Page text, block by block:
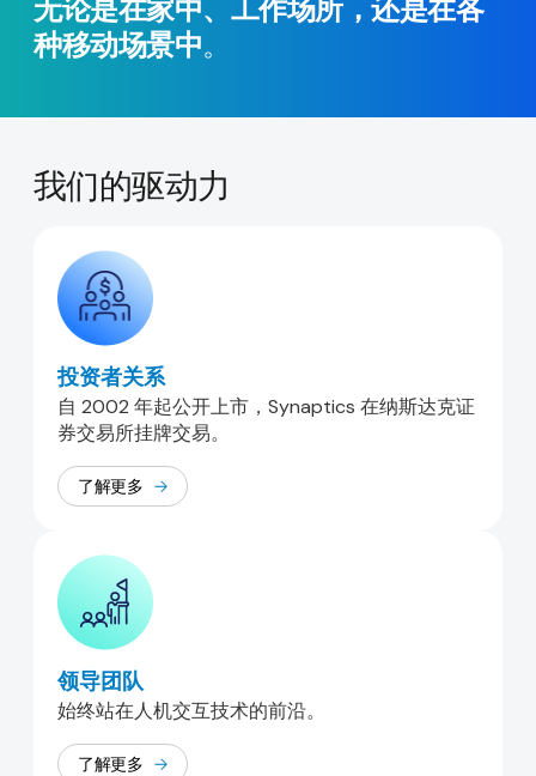
无论是在家中、工作场所，还是在各
种移动场景中。
我们的驱动力
投资者关系
自 2002 年起公开上市，Synaptics 在纳斯达克证
券交易所挂牌交易。
了解更多
领导团队
始终站在人机交互技术的前沿。
了解更多